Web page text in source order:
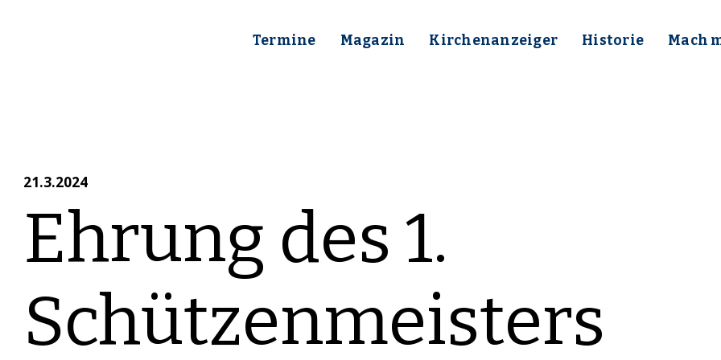
Termine Magazin Kirchenanzeiger Historie Mach
21.3.2024
Ehrung des 1.
Schützenmeisters